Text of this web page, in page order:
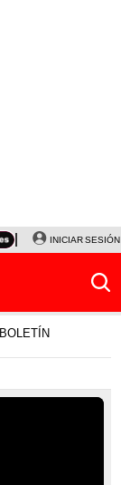
NALDY SALDAÑA
INICIAR SESIÓN
BOLETÍN